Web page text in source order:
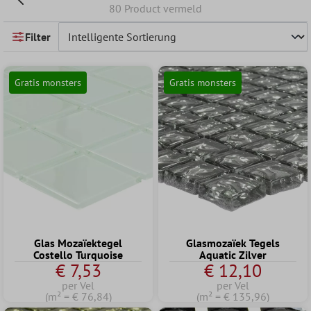
80 Product vermeld
Filter
Gratis monsters
Glas Mozaïektegel
Costello Turquoise
€ 7,53
per Vel
(m² = € 76,84)
Gratis monsters
Glasmozaïek Tegels
Aquatic Zilver
€ 12,10
per Vel
(m² = € 135,96)